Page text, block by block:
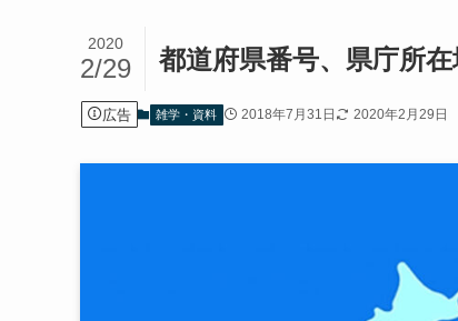
都道府県番号、県庁所
2020
2/29
広告 雑学・資料 2018年7月31日 2020年2月29日